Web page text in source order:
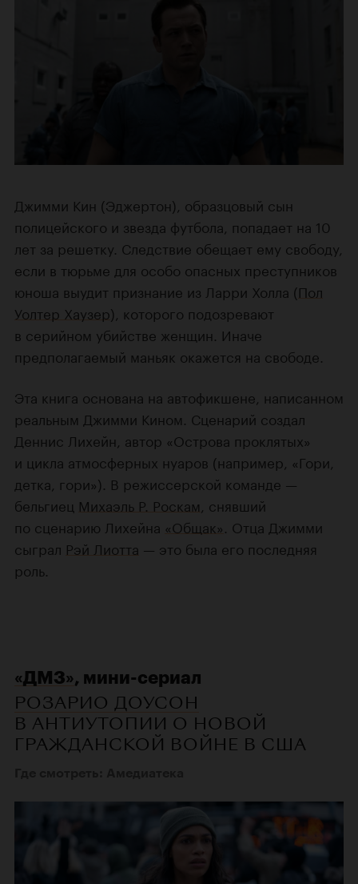
Джимми Кин (Эджертон), образцовый сын
полицейского и звезда футбола, попадает на 10
лет за решетку. Следствие обещает ему свободу,
если в тюрьме для особо опасных преступников
юноша выудит признание из Ларри Холла (Пол
Уолтер Хаузер), которого подозревают
в серийном убийстве женщин. Иначе
предполагаемый маньяк окажется на свободе.
Эта книга основана на автофикшене, написанном
реальным Джимми Кином. Сценарий создал
Деннис Лихейн, автор «Острова проклятых»
и цикла атмосферных нуаров (например, «Гори,
детка, гори»). В режиссерской команде —
бельгиец Михаэль Р. Роскам , снявший
по сценарию Лихейна «Общак» . Отца Джимми
сыграл Рэй Лиотта — это была его последняя
роль.
«ДМЗ», мини-сериал
РОЗАРИО ДОУСОН
В АНТИУТОПИИ О НОВОЙ
ГРАЖДАНСКОЙ ВОЙНЕ В США